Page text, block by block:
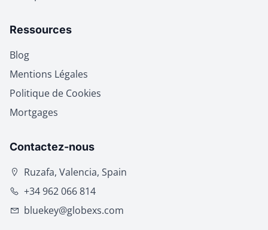
Ressources
Blog
Mentions Légales
Politique de Cookies
Mortgages
Contactez-nous
Ruzafa, Valencia, Spain
+34 962 066 814
bluekey@globexs.com